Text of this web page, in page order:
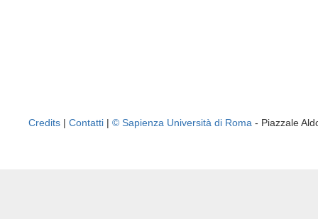
Credits | Contatti | © Sapienza Università di Roma - Piazzale